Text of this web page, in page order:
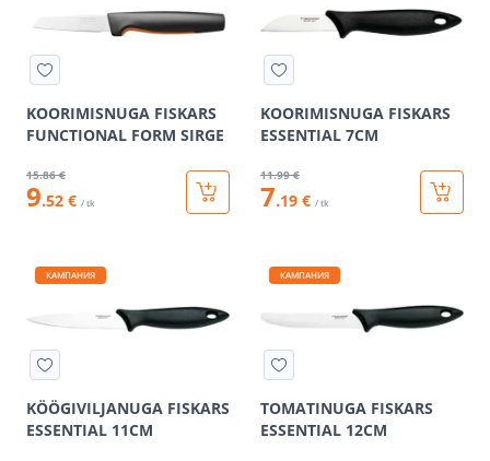
KOORIMISNUGA FISKARS
FUNCTIONAL FORM SIRGE
15.86 €
9.52 € / tk
KOORIMISNUGA FISKARS
ESSENTIAL 7CM
11.99 €
7.19 € / tk
КАМПАНИЯ
KÖÖGIVILJANUGA FISKARS
ESSENTIAL 11CM
КАМПАНИЯ
TOMATINUGA FISKARS
ESSENTIAL 12CM